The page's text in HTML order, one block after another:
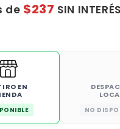
de $237 SIN INTERÉS
EN
NO